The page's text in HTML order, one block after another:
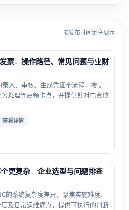
按发布时间倒序展示
票：操作路径、常见问题与业财
入、审核、生成凭证全流程，覆盖
处理等高频卡点，并提供针对电费核
查看详情
更复杂：企业选型与问题排查
的系统复杂度差异，聚焦实施难度、
及日常运维痛点，提供可执行的判断